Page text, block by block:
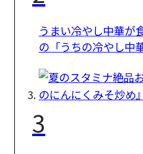
うまい冷やし中華が
の「うちの冷やし中
3